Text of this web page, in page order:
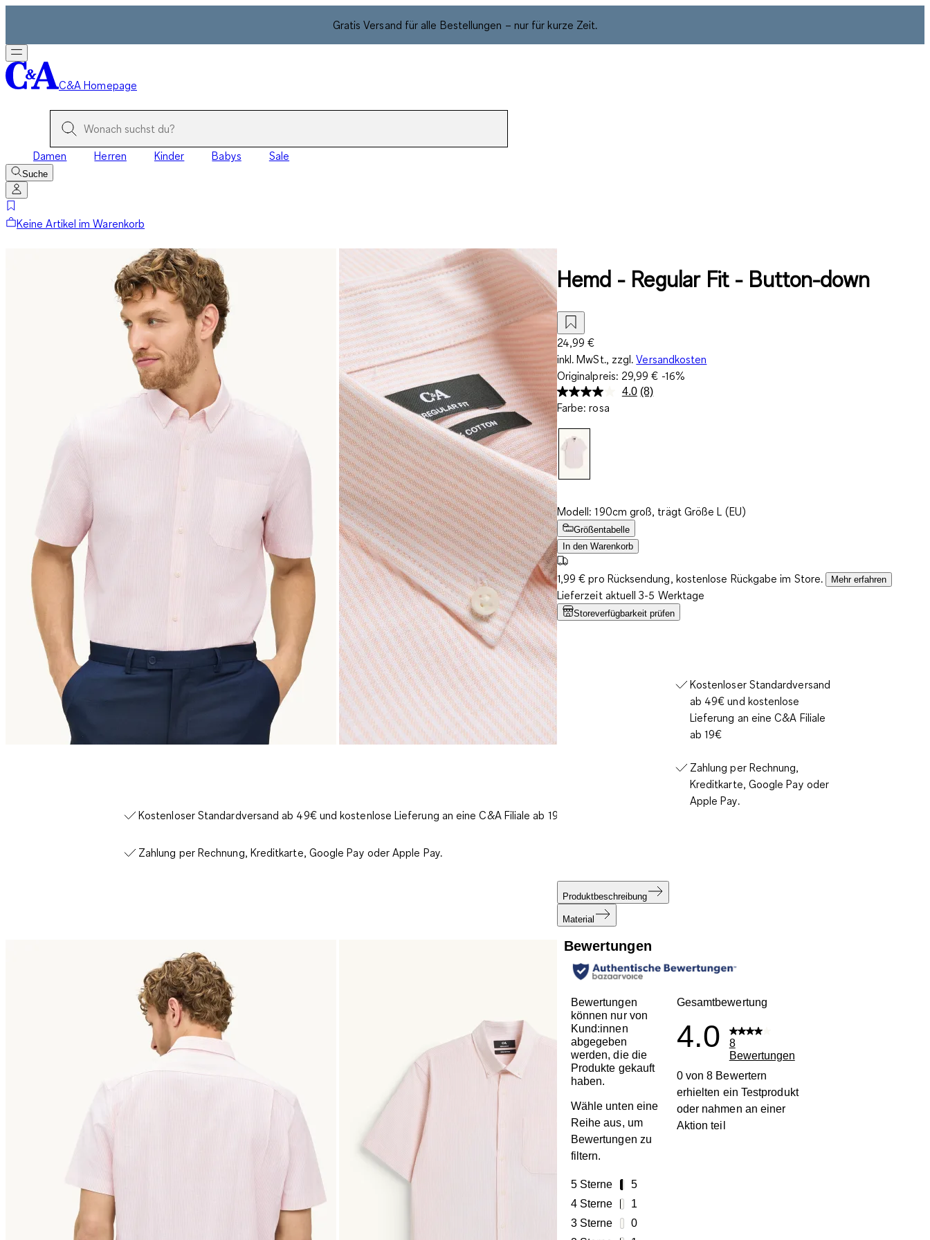
Gratis Versand für alle Bestellungen – nur für kurze Zeit.
C&A Homepage
Damen Herren Kinder Babys Sale
Suche
Keine Artikel im Warenkorb
Kostenloser Standardversand ab 49€ und kostenlose Lieferung an eine C&A Filiale ab 19€
Zahlung per Rechnung, Kreditkarte, Google Pay oder Apple Pay.
Hemd - Regular Fit - Button-down
24,99 €
inkl. MwSt., zzgl. Versandkosten
Originalpreis: 29,99 € -16%
4.0 8
(8)
Farbe: rosa
Modell: 190cm groß, trägt Größe L (EU)
Größentabelle
In den Warenkorb
1,99 € pro Rücksendung, kostenlose Rückgabe im Store. Mehr erfahren
Lieferzeit aktuell 3-5 Werktage
Storeverfügbarkeit prüfen
Kostenloser Standardversand
ab 49€ und kostenlose
Lieferung an eine C&A Filiale
ab 19€
Zahlung per Rechnung,
Kreditkarte, Google Pay oder
Apple Pay.
Produktbeschreibung
Material
Bewertungen
Bewertungen
können nur von
Kund:innen
abgegeben
werden, die die
Produkte gekauft
haben.
Wähle unten eine
Reihe aus, um
Bewertungen zu
filtern.
5 Sterne Sterne
5
5 Bewertungen mit 5 Sternen.
4 Sterne Sterne
1
1 Bewertung mit 4 Sternen.
3 Sterne Sterne
0
Gesamtbewertung
4.0
8
Bewertungen
0 von 8 Bewertern
erhielten ein Testprodukt
oder nahmen an einer
Aktion teil